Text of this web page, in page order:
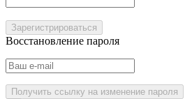
Зарегистрироваться
Восстановление пароля
Получить ссылку на изменение пароля